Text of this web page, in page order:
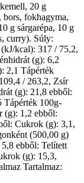
20 g
bors, fokhagyma,
g sárgarépa, 10 g
curry). Súly:
kcal): 317 / 75,2,
(g): 6,2
2,1 Tápérték
/ 263,2, Zsír
(g): 21,8 ebből:
Tápérték 100g-
(g): 1,2 ebből:
Cukrok (g): 3,1,
(500,00 g)
ebből: Telített
(g): 15,3,
Tartalmaz: